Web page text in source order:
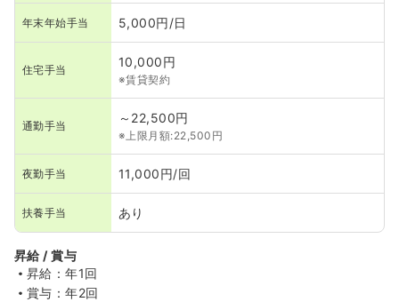
年末年始手当 5,000円/日
住宅手当
10,000円
※賃貸契約
通勤手当
～22,500円
※上限月額:22,500円
夜勤手当 11,000円/回
扶養手当 あり
昇給 / 賞与
昇給：年1回
賞与：年2回